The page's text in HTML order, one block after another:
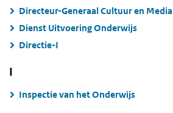
Directeur-Generaal Cultuur en Media
Dienst Uitvoering Onderwijs
Directie-I
I
Inspectie van het Onderwijs